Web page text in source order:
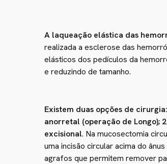
A laqueação elástica das
realizada a esclerose das
elásticos dos pedículos da
e reduzindo de tamanho.
Existem duas opções de
anorretal (operação de Longo);
excisional. Na mucosectomia
uma incisão circular acima do
agrafos que permitem remover